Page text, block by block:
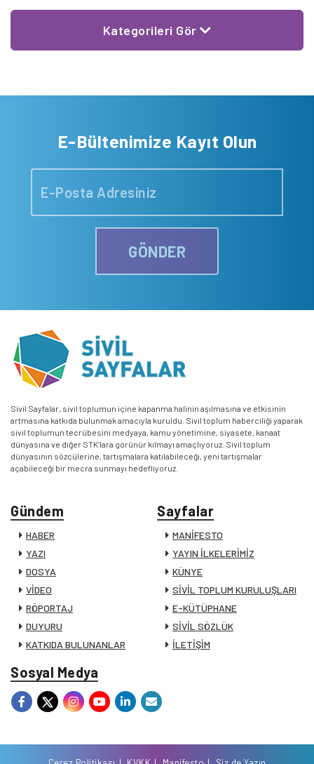
Kategorileri Gör
E-Bültenimize Kayıt Olun
GÖNDER
Sivil Sayfalar, sivil toplumun içine kapanma halinin aşılmasına ve etkisinin
artmasına katkıda bulunmak amacıyla kuruldu. Sivil toplum haberciliği yaparak
sivil toplumun tecrübesini medyaya, kamu yönetimine, siyasete, kanaat
dünyasına ve diğer STK’lara görünür kılmayı amaçlıyoruz. Sivil toplum
dünyasının sözcülerine, tartışmalara katılabileceği, yeni tartışmalar
açabileceği bir mecra sunmayı hedefliyoruz.
Gündem
HABER
YAZI
DOSYA
VİDEO
RÖPORTAJ
DUYURU
KATKIDA BULUNANLAR
Sayfalar
MANİFESTO
YAYIN İLKELERİMİZ
KÜNYE
SİVİL TOPLUM KURULUŞLARI
E-KÜTÜPHANE
SİVİL SÖZLÜK
İLETİŞİM
Sosyal Medya